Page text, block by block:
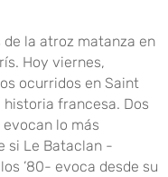
la atroz matanza en
Hoy viernes,
ocurridos en Saint
francesa. Dos
lo más
si Le Bataclan -
’80- evoca desde su